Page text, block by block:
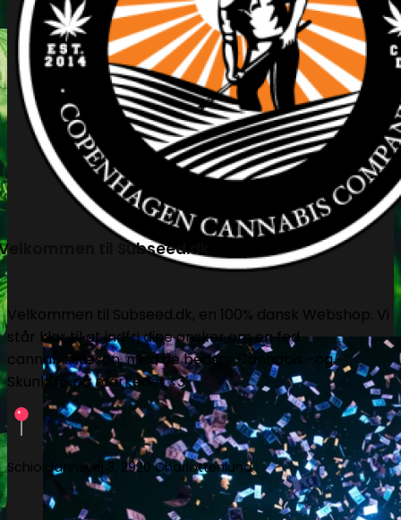
til Subseed.dk
Velkommen til Subseed.dk, en 100% dansk Webshop. Vi
står klar til at indfri dine ønsker om en fed
cannabissæson, med de bedste Cannabis -og
Skunkfrø på markedet <3
Schioldannsvej 3, 2920 Charlottenlund